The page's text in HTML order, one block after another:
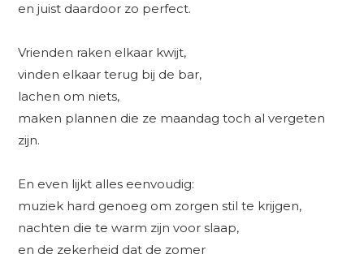
en juist daardoor zo perfect.
Vrienden raken elkaar kwijt,
vinden elkaar terug bij de bar,
lachen om niets,
maken plannen die ze maandag toch al vergeten
zijn.
En even lijkt alles eenvoudig:
muziek hard genoeg om zorgen stil te krijgen,
nachten die te warm zijn voor slaap,
en de zekerheid dat de zomer